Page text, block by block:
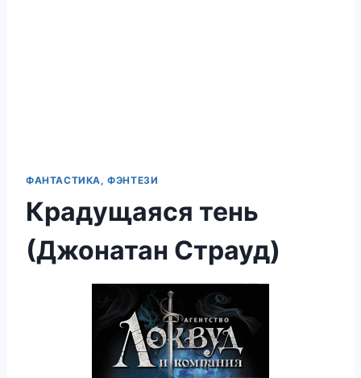
ФАНТАСТИКА, ФЭНТЕЗИ
Крадущаяся тень
(Джонатан Страуд)